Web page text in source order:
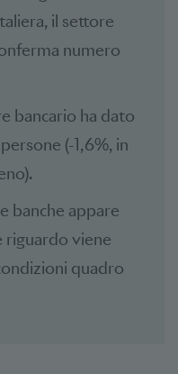
il settore
numero
bancario ha dato
(-1,6%, in
banche appare
riguardo viene
quadro